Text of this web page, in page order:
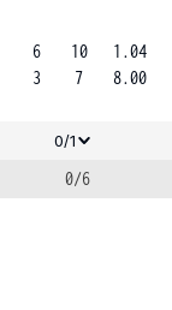
6
3
10
7
1.04
8.00
0/1
0/6